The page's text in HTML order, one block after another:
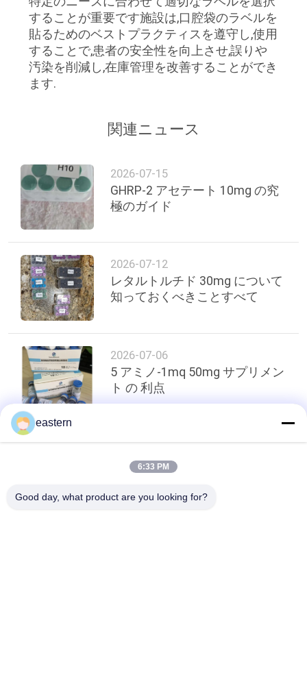
することが重要です施設は,口腔袋のラベルを
貼るためのベストプラクティスを遵守し,使用
することで,患者の安全性を向上させ,誤りや
汚染を削減し,在庫管理を改善することができ
ます.
関連ニュース
2026-07-15
GHRP-2 アセテート 10mg の究
極のガイド
2026-07-12
レタルトルチド 30mg について
知っておくべきことすべて
2026-07-06
5 アミノ-1mq 50mg サプリメン
ト の 利点
トップ
eastern
6:33 PM
Good day, what product are you looking for?